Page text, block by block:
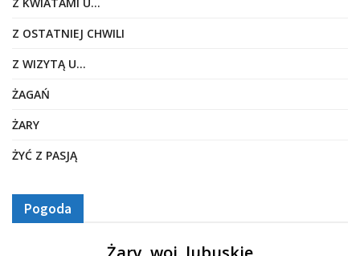
Z OSTATNIEJ CHWILI
Z WIZYTĄ U…
ŻAGAŃ
ŻARY
ŻYĆ Z PASJĄ
Pogoda